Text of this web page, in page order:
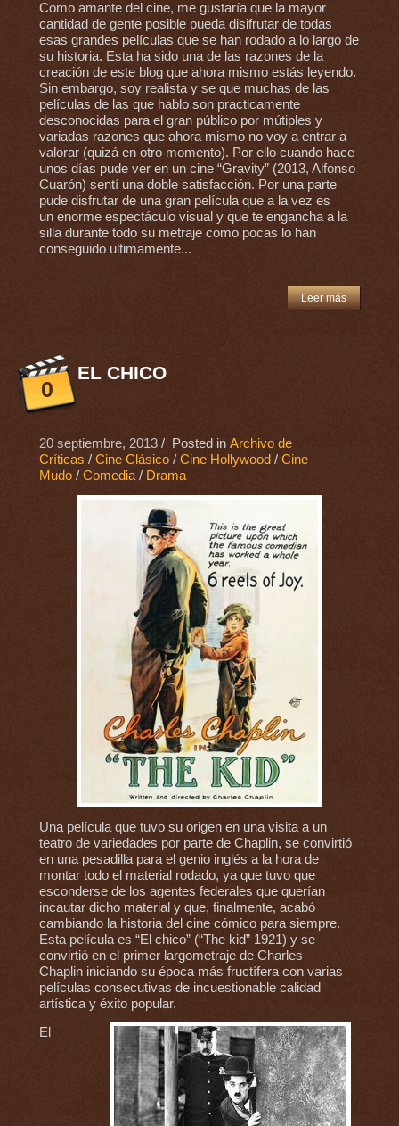
Como amante del cine, me gustaría que la mayor
cantidad de gente posible pueda disifrutar de todas
esas grandes películas que se han rodado a lo largo de
su historia. Esta ha sido una de las razones de la
creación de este blog que ahora mismo estás leyendo.
Sin embargo, soy realista y se que muchas de las
películas de las que hablo son practicamente
desconocidas para el gran público por mútiples y
variadas razones que ahora mismo no voy a entrar a
valorar (quizá en otro momento). Por ello cuando hace
unos días pude ver en un cine “Gravity” (2013, Alfonso
Cuarón) sentí una doble satisfacción. Por una parte
pude disfrutar de una gran película que a la vez es
un enorme espectáculo visual y que te engancha a la
silla durante todo su metraje como pocas lo han
conseguido ultimamente...
Leer más
0
EL CHICO
20 septiembre, 2013/ Posted in Archivo de
Críticas / Cine Clásico/ Cine Hollywood / Cine
Mudo/ Comedia/ Drama
Una película que tuvo su origen en una visita a un
teatro de variedades por parte de Chaplin, se convirtió
en una pesadilla para el genio inglés a la hora de
montar todo el material rodado, ya que tuvo que
esconderse de los agentes federales que querían
incautar dicho material y que, finalmente, acabó
cambiando la historia del cine cómico para siempre.
Esta película es “El chico” (“The kid” 1921) y se
convirtió en el primer largometraje de Charles
Chaplin iniciando su época más fructífera con varias
películas consecutivas de incuestionable calidad
artística y éxito popular.
El